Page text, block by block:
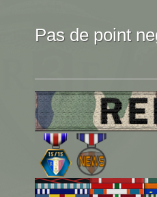
Pas de point